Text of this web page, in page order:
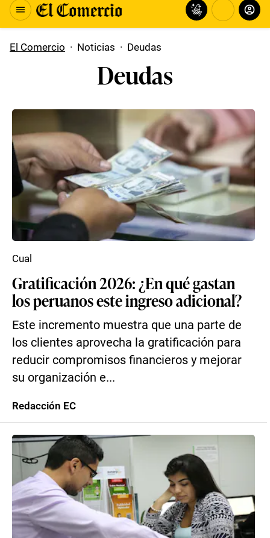
El Comercio · Noticias · Deudas
Deudas
Gratificación 2026: ¿En qué gastan
los peruanos este ingreso adicional?
Este incremento muestra que una parte de
los clientes aprovecha la gratificación para
reducir compromisos financieros y mejorar
su organización e...
Cual
Redacción EC